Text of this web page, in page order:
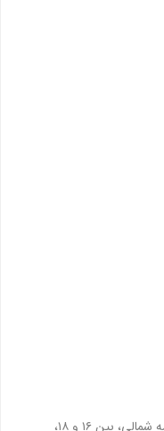
تهران، سعادت آباد، خیابان علامه شمالی، بین ۱۶ و ۱۸،